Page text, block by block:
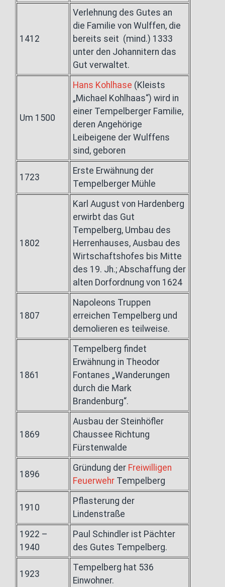
1412
Verlehnung des Gutes an
die Familie von Wulffen, die
bereits seit (mind.) 1333
unter den Johannitern das
Gut verwaltet.
Um 1500
Hans Kohlhase (Kleists
„Michael Kohlhaas“) wird in
einer Tempelberger Familie,
deren Angehörige
Leibeigene der Wulffens
sind, geboren
1723
Erste Erwähnung der
Tempelberger Mühle
1802
Karl August von Hardenberg
erwirbt das Gut
Tempelberg, Umbau des
Herrenhauses, Ausbau des
Wirtschaftshofes bis Mitte
des 19. Jh.; Abschaffung der
alten Dorfordnung von 1624
1807
Napoleons Truppen
erreichen Tempelberg und
demolieren es teilweise.
1861
Tempelberg findet
Erwähnung in Theodor
Fontanes „Wanderungen
durch die Mark
Brandenburg“.
1869
Ausbau der Steinhöfler
Chaussee Richtung
Fürstenwalde
1896
Gründung der Freiwilligen
Feuerwehr Tempelberg
1910
Pflasterung der
Lindenstraße
1922 –
1940
Paul Schindler ist Pächter
des Gutes Tempelberg.
1923
Tempelberg hat 536
Einwohner.